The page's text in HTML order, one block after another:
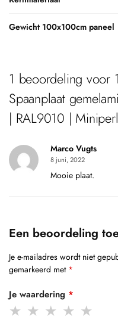
Gewicht 100x100cm paneel
1 beoordeling voor
Spaanplaat
| RAL9010 |
Marco Vugts
8 juni, 2022
Mooie plaat.
Een beoordeling
Je e-mailadres wordt niet
gemarkeerd met *
Je waardering *